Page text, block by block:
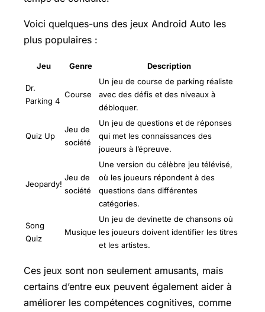
Voici quelques-uns des jeux Android Auto les
plus populaires :
Jeu Genre Description
Dr.
Parking 4
Course
Un jeu de course de parking réaliste
avec des défis et des niveaux à
débloquer.
Quiz Up
Jeu de
société
Un jeu de questions et de réponses
qui met les connaissances des
joueurs à l’épreuve.
Jeopardy!
Jeu de
société
Une version du célèbre jeu télévisé,
où les joueurs répondent à des
questions dans différentes
catégories.
Song
Quiz
Musique
Un jeu de devinette de chansons où
les joueurs doivent identifier les titres
et les artistes.
Ces jeux sont non seulement amusants, mais
certains d’entre eux peuvent également aider à
améliorer les compétences cognitives, comme